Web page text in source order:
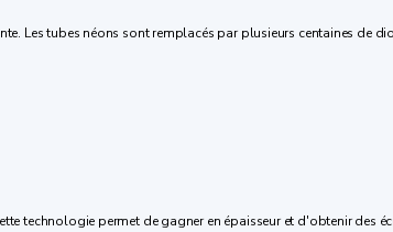
Les tubes néons sont remplacés par plusieurs centaines de
technologie permet de gagner en épaisseur et d'obtenir des